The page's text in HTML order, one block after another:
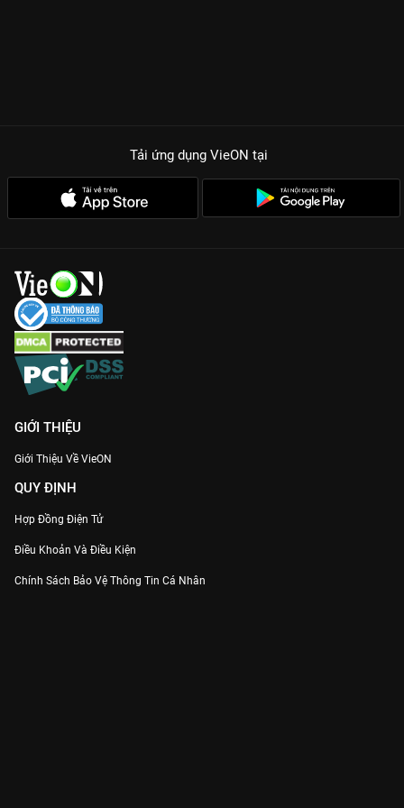
Tải ứng dụng VieON tại
GIỚI THIỆU
Giới Thiệu Về VieON
QUY ĐỊNH
Hợp Đồng Điện Tử
Điều Khoản Và Điều Kiện
Chính Sách Bảo Vệ Thông Tin Cá Nhân